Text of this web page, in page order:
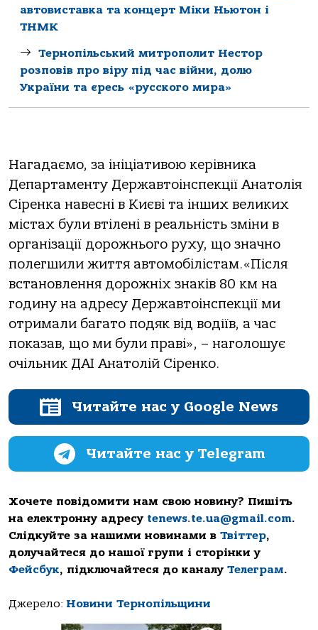
автовиставка та концерт Міки Ньютон і
ТНМК
Тернопільський митрополит Нестор
розповів про віру під час війни, долю
України та єресь «русского мира»
Нагадаємо, за ініціативою керівника
Департаменту Державтоінспекції Анатолія
Сіренка навесні в Києві та інших великих
містах були втілені в реальність зміни в
організації дорожнього руху, що значно
полегшили життя автомобілістам.«Після
встановлення дорожніх знаків 80 км на
годину на адресу Державтоінспекції ми
отримали багато подяк від водіїв, а час
показав, що ми були праві», – наголошує
очільник ДАІ Анатолій Сіренко.
Читайте нас у Google News
Читайте нас у Telegram
Хочете повідомити нам свою новину? Пишіть
на електронну адресу tenews.te.ua@gmail.com.
Слідкуйте за нашими новинами в Твіттер,
долучайтеся до нашої групи і сторінки у
Фейсбук, підключайтеся до каналу Телеграм.
Джерело: Новини Тернопільщини